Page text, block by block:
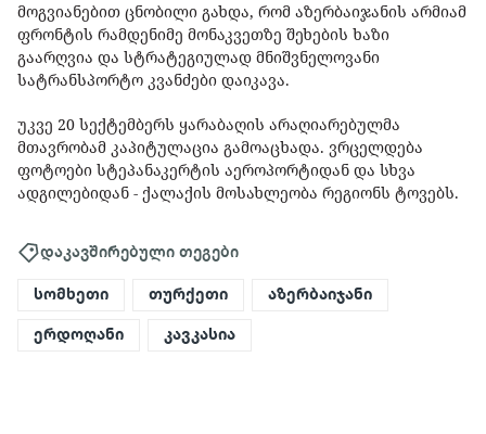
მოგვიანებით ცნობილი გახდა, რომ აზერბაიჯანის არმიამ
ფრონტის რამდენიმე მონაკვეთზე შეხების ხაზი
გაარღვია და სტრატეგიულად მნიშვნელოვანი
სატრანსპორტო კვანძები დაიკავა.
უკვე 20 სექტემბერს ყარაბაღის არაღიარებულმა
მთავრობამ კაპიტულაცია გამოაცხადა. ვრცელდება
ფოტოები სტეპანაკერტის აეროპორტიდან და სხვა
ადგილებიდან - ქალაქის მოსახლეობა რეგიონს ტოვებს.
დაკავშირებული თეგები
სომხეთი თურქეთი აზერბაიჯანი
ერდოღანი კავკასია